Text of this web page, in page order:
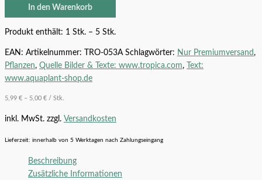
In den Warenkorb
Produkt enthält: 1 Stk. – 5 Stk.
EAN: Artikelnummer: TRO-053A Schlagwörter: Nur Premiumversand,
Pflanzen, Quelle Bilder & Texte: www.tropica.com,
Text:
www.aquaplant-shop.de
5,99 € – 5,00 € / Stk.
inkl. MwSt. zzgl. Versandkosten
Lieferzeit: innerhalb von 5 Werktagen nach Zahlungseingang
Beschreibung
Zusätzliche Informationen